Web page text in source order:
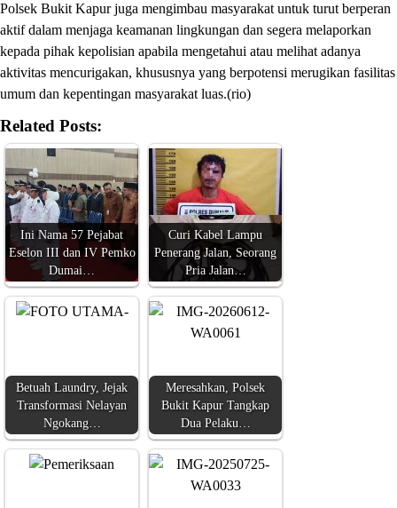
Polsek Bukit Kapur juga mengimbau masyarakat untuk turut berperan
aktif dalam menjaga keamanan lingkungan dan segera melaporkan
kepada pihak kepolisian apabila mengetahui atau melihat adanya
aktivitas mencurigakan, khususnya yang berpotensi merugikan fasilitas
umum dan kepentingan masyarakat luas.(rio)
Related Posts:
Ini Nama 57 Pejabat
Eselon III dan IV Pemko
Dumai…
Curi Kabel Lampu
Penerang Jalan, Seorang
Pria Jalan…
Betuah Laundry, Jejak
Transformasi Nelayan
Ngokang…
Meresahkan, Polsek
Bukit Kapur Tangkap
Dua Pelaku…